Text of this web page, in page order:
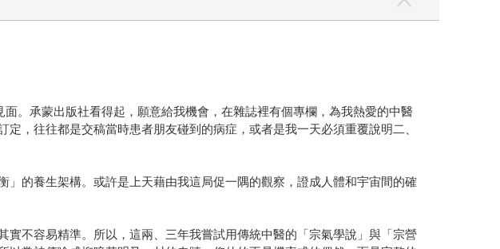
。承蒙出版社看得起，願意給我機會，在雜誌裡有個專欄，為我熱愛的中醫
，往往都是交稿當時患者朋友碰到的病症，或者是我一天必須重覆說明二、
的養生架構。或許是上天藉由我這局促一隅的觀察，證成人體和宇宙間的確
不容易精準。所以，這兩、三年我嘗試用傳統中醫的「宗氣學說」與「宗營